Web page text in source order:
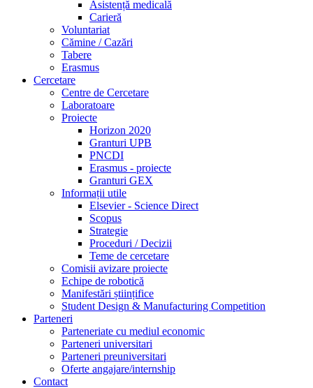
Asistență medicală
Carieră
Voluntariat
Cămine / Cazări
Tabere
Erasmus
Cercetare
Centre de Cercetare
Laboratoare
Proiecte
Horizon 2020
Granturi UPB
PNCDI
Erasmus - proiecte
Granturi GEX
Informații utile
Elsevier - Science Direct
Scopus
Strategie
Proceduri / Decizii
Teme de cercetare
Comisii avizare proiecte
Echipe de robotică
Manifestări științifice
Student Design & Manufacturing Competition
Parteneri
Parteneriate cu mediul economic
Parteneri universitari
Parteneri preuniversitari
Oferte angajare/internship
Contact